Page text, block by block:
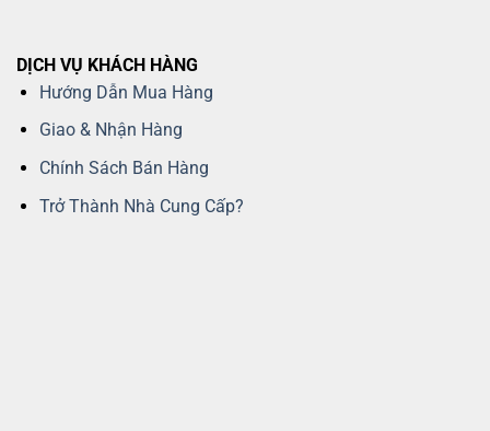
DỊCH VỤ KHÁCH HÀNG
Hướng Dẫn Mua Hàng
Giao & Nhận Hàng
Chính Sách Bán Hàng
Trở Thành Nhà Cung Cấp?